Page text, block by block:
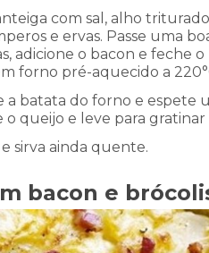
com sal, alho
e ervas. Passe uma
adicione o bacon e feche
forno pré-aquecido a
a batata do forno e espete
o queijo e leve para
sirva ainda quente.
bacon e